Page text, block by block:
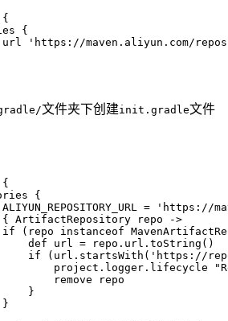
{
url
'https://maven.aliyun.com/
文件夹下创建init.gradle文件
{
ALIYUN_REPOSITORY_URL =
'https://
ArtifactRepository repo ->
if (repo instanceof
def url = repo.url.toString()
if (url.startsWith( 'https://
project.logger.lifecycle
remove repo
}